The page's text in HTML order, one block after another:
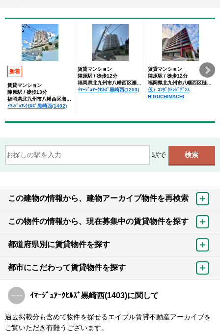
新着
賃貸マンション
陣原駅 / 徒歩13分
福岡県北九州市八幡西区瀬板１丁目
ｲﾏ-ｼﾞｭｱ-ｸﾋﾙｽﾞ黒崎西(1402)
賃貸マンション
陣原駅 / 徒歩12分
福岡県北九州市八幡西区瀬板１丁目
ｲﾏｰｼﾞｭｱｰｸﾋﾙｽﾞ黒崎西(1203)
賃貸マンション
陣原駅 / 徒歩12分
福岡県北九州市八幡西区樋口町
仮）ｺﾝﾀﾞｸﾄﾚｼﾞﾃﾞﾝｽ
HIGUCHIMACHI
駅で
この建物の情報から、建物アーカイブ物件を再検索
この物件の情報から、現在募集中の賃貸物件を探す
都道府県別に賃貸物件を探す
都市にこだわって賃貸物件を探す
ｲﾏｰｼﾞｭｱｰｸﾋﾙｽﾞ黒崎西(1403)に関して
過去掲載分も含めて物件を探せるエイブル賃貸不動産アーカイブを
ご覧いただき有難うございます。